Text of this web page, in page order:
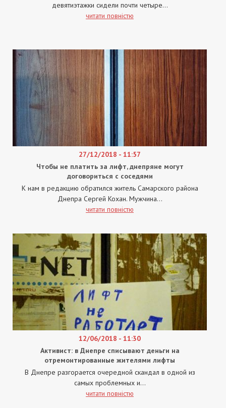
девятиэтажки сидели почти четыре...
читати повністю
27/12/2018 - 11:57
Чтобы не платить за лифт, днепряне могут
договориться с соседями
К нам в редакцию обратился житель Самарского района
Днепра Сергей Кохан. Мужчина...
читати повністю
12/06/2018 - 11:30
Активист: в Днепре списывают деньги на
отремонтированные жителями лифты
В Днепре разгорается очередной скандал в одной из
самых проблемных и...
читати повністю